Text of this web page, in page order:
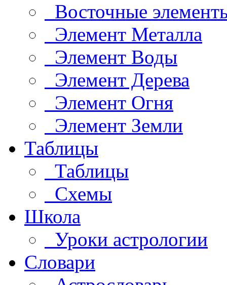
Восточные
Элемент Металла
Элемент Воды
Элемент Дерева
Элемент Огня
Элемент Земли
Таблицы
Таблицы
Схемы
Школа
Уроки астрологии
Словари